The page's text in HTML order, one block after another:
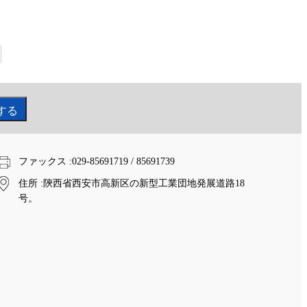
ファックス :029-85691719 / 85691739
住所 :陝西省西安市高新区の新型工業団地発展道路18
号。